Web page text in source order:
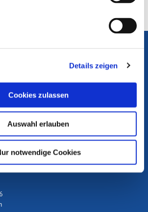
Details zeigen
Cookies zulassen
Auswahl erlauben
notwendige Cookies
Medienkompetenz
einreichen